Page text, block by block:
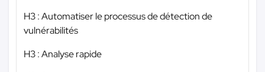
H3 : Automatiser le processus de détection de
vulnérabilités
H3 : Analyse rapide